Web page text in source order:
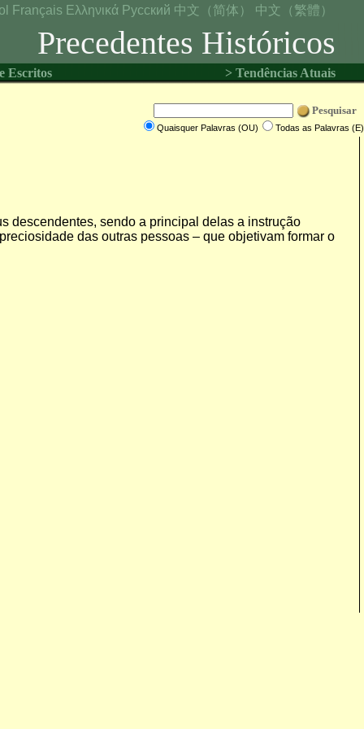
Français Ελληνικά Русский 中文（简体） 中文（繁體）
Precedentes Históricos
Escritos > Tendências Atuais
Pesquisar
Quaisquer Palavras (OU) Todas as Palavras (E)
descendentes, sendo a principal delas a instrução
das outras pessoas – que objetivam formar o